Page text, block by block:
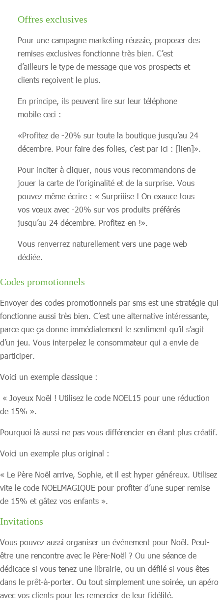
Offres exclusives
Pour une campagne marketing réussie, proposer des
remises exclusives fonctionne très bien. C’est
d’ailleurs le type de message que vos prospects et
clients reçoivent le plus.
En principe, ils peuvent lire sur leur téléphone
mobile ceci :
«Profitez de -20% sur toute la boutique jusqu’au 24
décembre. Pour faire des folies, c’est par ici : [lien]».
Pour inciter à cliquer, nous vous recommandons de
jouer la carte de l’originalité et de la surprise. Vous
pouvez même écrire : « Surpriiise ! On exauce tous
vos vœux avec -20% sur vos produits préférés
jusqu’au 24 décembre. Profitez-en !».
Vous renverrez naturellement vers une page web
dédiée.
Codes promotionnels
Envoyer des codes promotionnels par sms est une stratégie qui
fonctionne aussi très bien. C’est une alternative intéressante,
parce que ça donne immédiatement le sentiment qu’il s’agit
d’un jeu. Vous interpelez le consommateur qui a envie de
participer.
Voici un exemple classique :
« Joyeux Noël ! Utilisez le code NOEL15 pour une réduction
de 15% ».
Pourquoi là aussi ne pas vous différencier en étant plus créatif.
Voici un exemple plus original :
« Le Père Noël arrive, Sophie, et il est hyper généreux. Utilisez
vite le code NOELMAGIQUE pour profiter d’une super remise
de 15% et gâtez vos enfants ».
Invitations
Vous pouvez aussi organiser un événement pour Noël. Peut-
être une rencontre avec le Père-Noël ? Ou une séance de
dédicace si vous tenez une librairie, ou un défilé si vous êtes
dans le prêt-à-porter. Ou tout simplement une soirée, un apéro
avec vos clients pour les remercier de leur fidélité.